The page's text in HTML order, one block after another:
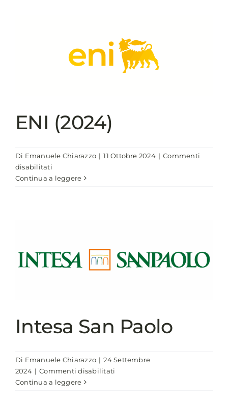
ENI (2024)
Di Emanuele Chiarazzo | 11 Ottobre 2024 | Commenti
disabilitatisu
ENI
Continua a leggere
Intesa San Paolo
Di Emanuele Chiarazzo | 24 Settembre
2024 | Commenti disabilitati
Continua a leggere